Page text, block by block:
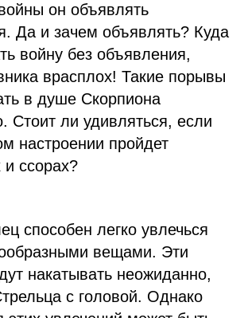
он объявлять
Да и зачем объявлять? Куда
войну без объявления,
врасплох! Такие порывы
в душе Скорпиона
Стоит ли удивляться, если
настроении пройдет
и ссорах?
способен легко увлечься
вещами. Эти
накатывать неожиданно,
с головой. Однако